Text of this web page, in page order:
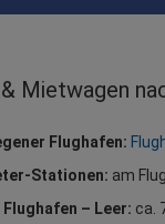
Mietwagen
Flughafen:
Stationen: am
– Leer: ca.